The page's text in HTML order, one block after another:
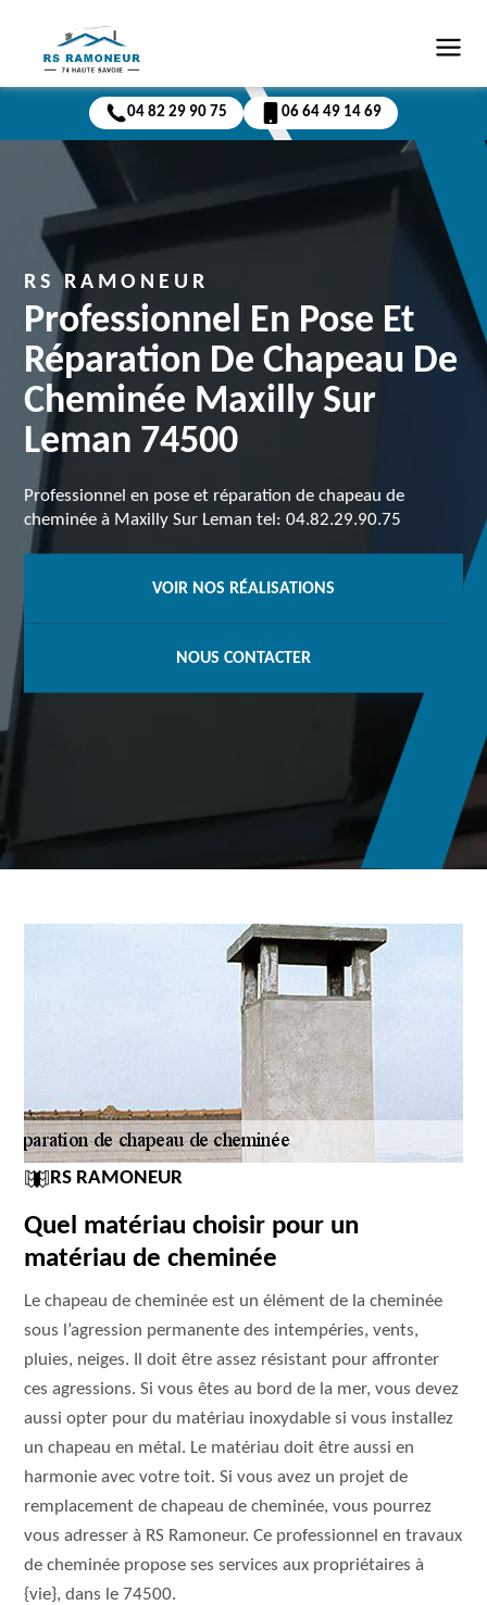
04 82 29 90 75 06 64 49 14 69
RS RAMONEUR
Professionnel En Pose Et
Réparation De Chapeau De
Cheminée Maxilly Sur
Leman 74500
Professionnel en pose et réparation de chapeau de
cheminée à Maxilly Sur Leman tel: 04.82.29.90.75
VOIR NOS RÉALISATIONS
NOUS CONTACTER
RS RAMONEUR
Quel matériau choisir pour un
matériau de cheminée
Le chapeau de cheminée est un élément de la cheminée
sous l’agression permanente des intempéries, vents,
pluies, neiges. Il doit être assez résistant pour affronter
ces agressions. Si vous êtes au bord de la mer, vous devez
aussi opter pour du matériau inoxydable si vous installez
un chapeau en métal. Le matériau doit être aussi en
harmonie avec votre toit. Si vous avez un projet de
remplacement de chapeau de cheminée, vous pourrez
vous adresser à RS Ramoneur. Ce professionnel en travaux
de cheminée propose ses services aux propriétaires à
{vie}, dans le 74500.